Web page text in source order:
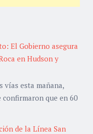
El Gobierno asegura
en Hudson y
vías esta mañana,
que en 60
de la Línea San